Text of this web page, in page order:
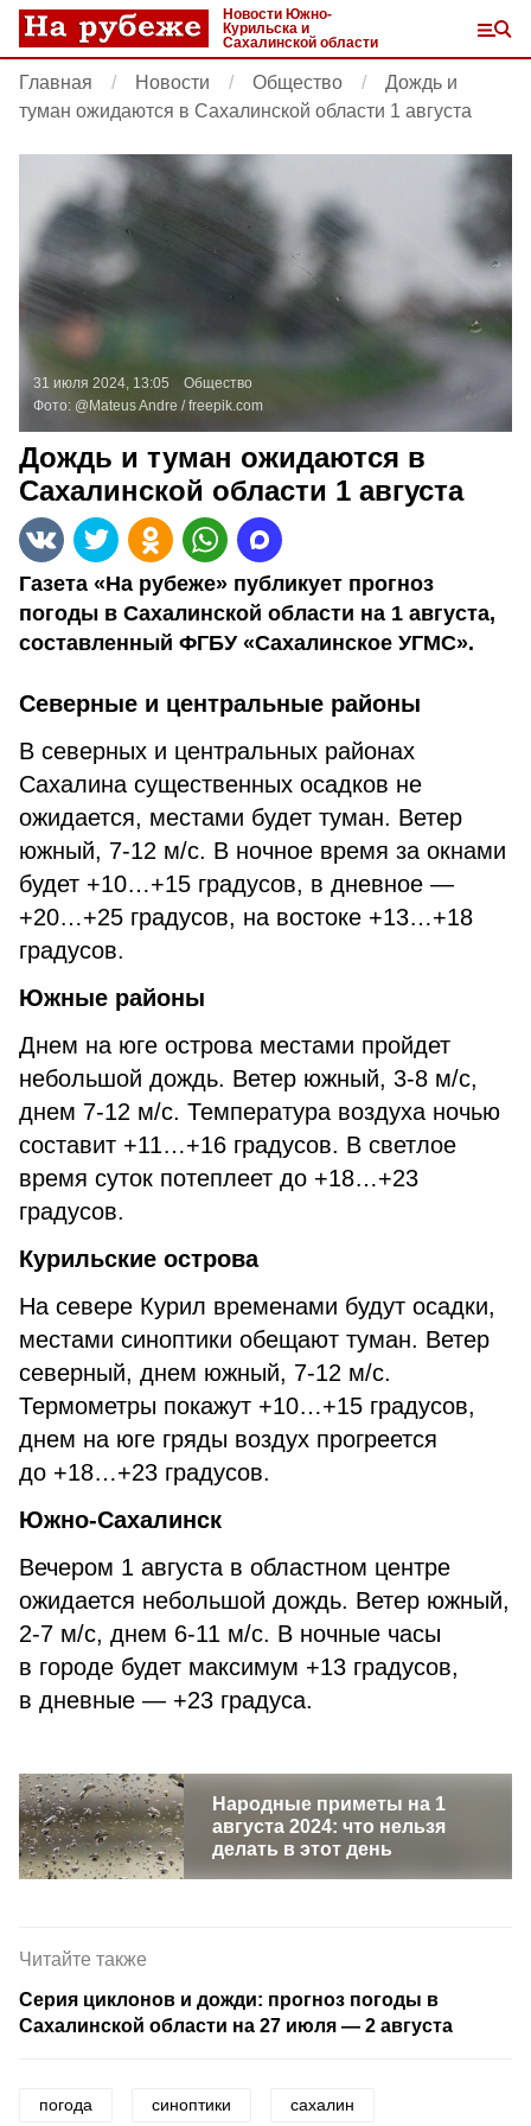
Новости Южно-
Курильска и
Сахалинской области
Главная Новости Общество
Дождь и
туман ожидаются в Сахалинской области 1 августа
31 июля 2024, 13:05
Общество
Фото: @Mateus Andre /freepik.com
Дождь и туман ожидаются в
Сахалинской области 1 августа
Газета «На рубеже» публикует прогноз
погоды в Сахалинской области на 1 августа,
составленный ФГБУ «Сахалинское УГМС».
Северные и центральные районы
В северных и центральных районах
Сахалина существенных осадков не
ожидается, местами будет туман. Ветер
южный, 7-12 м/с. В ночное время за окнами
будет +10…+15 градусов, в дневное —
+20…+25 градусов, на востоке +13…+18
градусов.
Южные районы
Днем на юге острова местами пройдет
небольшой дождь. Ветер южный, 3-8 м/с,
днем 7-12 м/с. Температура воздуха ночью
составит +11…+16 градусов. В светлое
время суток потеплеет до +18…+23
градусов.
Курильские острова
На севере Курил временами будут осадки,
местами синоптики обещают туман. Ветер
северный, днем южный, 7-12 м/с.
Термометры покажут +10…+15 градусов,
днем на юге гряды воздух прогреется
до +18…+23 градусов.
Южно-Сахалинск
Вечером 1 августа в областном центре
ожидается небольшой дождь. Ветер южный,
2-7 м/с, днем 6-11 м/с. В ночные часы
в городе будет максимум +13 градусов,
в дневные — +23 градуса.
Народные приметы на 1
августа 2024: что нельзя
делать в этот день
Читайте также
Серия циклонов и дожди: прогноз погоды в
Сахалинской области на 27 июля — 2 августа
погода синоптики сахалин